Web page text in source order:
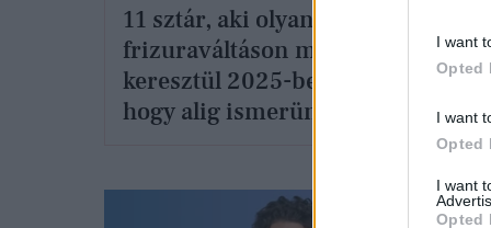
I want
Opted
I want
Opted
I want
Opted
11 sztár, aki olyan
frizuraváltáson ment
keresztül 2025-ben,
hogy alig ismerünk rá